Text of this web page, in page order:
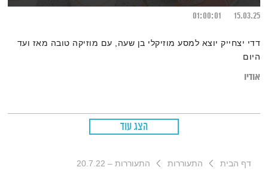
15.03.25
01:00:01
דדי יצחייק יוצא למסע מוזיקלי בן שעה, עם מוזיקה טובה מאז ועד
היום
אודיו
הצג עוד
דף הבית התעוררות התעוררות – 20.7.22